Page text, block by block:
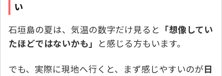
い
石垣島の夏は、気温の数字だけ見ると 「想像してい
たほどではないかも」 と感じる方もいます。
でも、実際に現地へ行くと、まず感じやすいのが日